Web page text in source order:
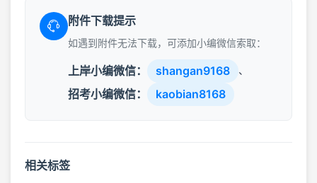
附件下载提示
如遇到附件无法下载，可添加小编微信索取：
上岸小编微信： shangan9168 、
招考小编微信： kaobian8168
相关标签